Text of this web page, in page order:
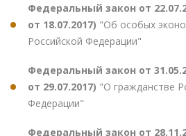
Федеральный закон от
от 18.07.2017) "Об особых
Российской Федерации"
Федеральный закон от
от 29.07.2017) "О гражданстве
Федерации"
Федеральный закон от